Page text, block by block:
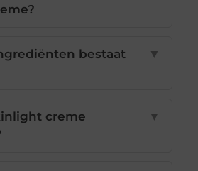
bestaat
▼
creme
▼